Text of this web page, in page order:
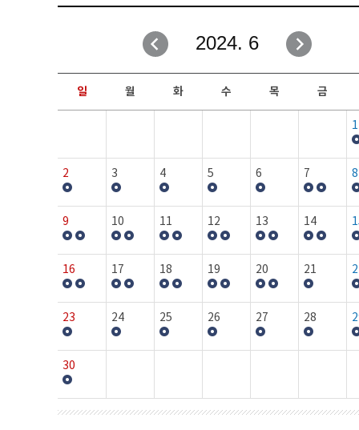
취업성공지원과
창업지원·교육센터
현장실습/IPP사업단
커뮤니티
자유게시판
일정안내
보도자료
행사갤러리
2024. 6
일 월 화 수 목 금
1
2 3 4 5 6 7 8
9 10 11 12 13 14
16 17 18 19 20 21
23 24 25 26 27 28
30